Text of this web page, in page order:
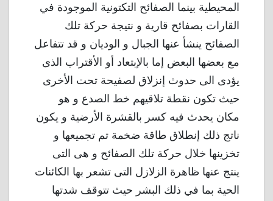
المحيطية بينما الصفائح التكتونية الموجودة في
القارات بصفائح قارية و نتيجة حركة تلك
الصفائح ينشأ عنها الجبال و الوديان و قد تتفاعل
مع بعضها البعض إما بالإبتعاد أو الأقتراب الذى
يؤدى الى حدوث إنزلاق لصفيحة تحت الأخرى
حيث تكون نقطة تلاقيهم خط الصدع و هو
مكان يحدث فيه كسر بالقشرة الأرضية و يكون
ناتج ذلك إنطلاق طاقة ضخمة تم تجميعها و
تخزينها خلال حركة تلك الصفائح و هى التى
ينتج عنها ظاهرة الزلازل التى تشعر بها الكائنات
الحية بما في ذلك البشر حيث تتوقف شدتها